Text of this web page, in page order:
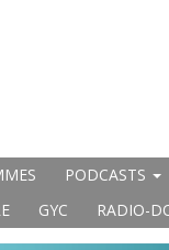
PODCASTS
GYC RADIO-